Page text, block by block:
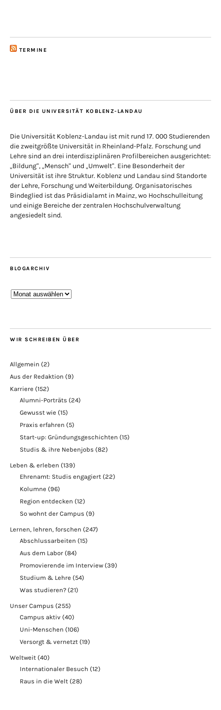
TERMINE
ÜBER DIE UNIVERSITÄT KOBLENZ-LANDAU
Die Universität Koblenz-Landau ist mit rund 17. 000 Studierenden
die zweitgrößte Universität in Rheinland-Pfalz. Forschung und
Lehre sind an drei interdisziplinären Profilbereichen ausgerichtet:
„Bildung“, „Mensch“ und „Umwelt“. Eine Besonderheit der
Universität ist ihre Struktur. Koblenz und Landau sind Standorte
der Lehre, Forschung und Weiterbildung. Organisatorisches
Bindeglied ist das Präsidialamt in Mainz, wo Hochschulleitung
und einige Bereiche der zentralen Hochschulverwaltung
angesiedelt sind.
BLOGARCHIV
Blogarchiv
WIR SCHREIBEN ÜBER
Allgemein (2)
Aus der Redaktion (9)
Karriere (152)
Alumni-Porträts (24)
Gewusst wie (15)
Praxis erfahren (5)
Start-up: Gründungsgeschichten (15)
Studis & ihre Nebenjobs (82)
Leben & erleben (139)
Ehrenamt: Studis engagiert (22)
Kolumne (96)
Region entdecken (12)
So wohnt der Campus (9)
Lernen, lehren, forschen (247)
Abschlussarbeiten (15)
Aus dem Labor (84)
Promovierende im Interview (39)
Studium & Lehre (54)
Was studieren? (21)
Unser Campus (255)
Campus aktiv (40)
Uni-Menschen (106)
Versorgt & vernetzt (19)
Weltweit (40)
Internationaler Besuch (12)
Raus in die Welt (28)